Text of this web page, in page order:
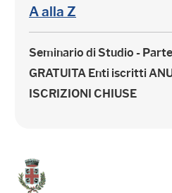
A alla Z
Seminario di Studio -
GRATUITA Enti iscritti
ISCRIZIONI CHIUSE